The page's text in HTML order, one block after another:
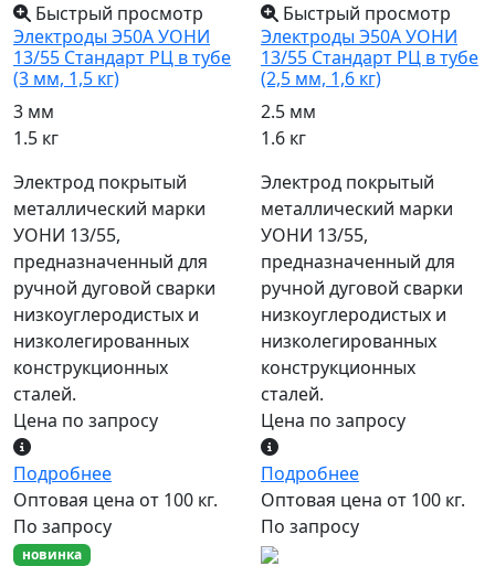
Быстрый просмотр
Электроды Э50А УОНИ
13/55 Стандарт РЦ в тубе
(3 мм, 1,5 кг)
3 мм
1.5 кг
Электрод покрытый
металлический марки
УОНИ 13/55,
предназначенный для
ручной дуговой сварки
низкоуглеродистых и
низколегированных
конструкционных
сталей.
Цена по запросу
Подробнее
Оптовая цена от 100 кг.
По запросу
Быстрый просмотр
Электроды Э50А УОНИ
13/55 Стандарт РЦ в тубе
(2,5 мм, 1,6 кг)
2.5 мм
1.6 кг
Электрод покрытый
металлический марки
УОНИ 13/55,
предназначенный для
ручной дуговой сварки
низкоуглеродистых и
низколегированных
конструкционных
сталей.
Цена по запросу
Подробнее
Оптовая цена от 100 кг.
По запросу
новинка